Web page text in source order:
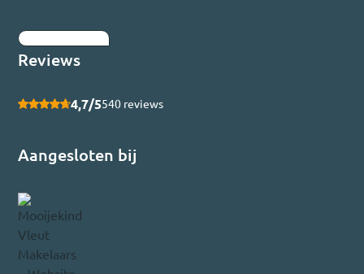
Reviews
4,7/5540 reviews
Aangesloten bij